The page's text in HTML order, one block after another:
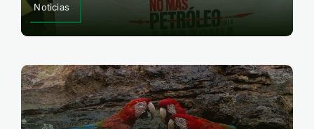
Noticias